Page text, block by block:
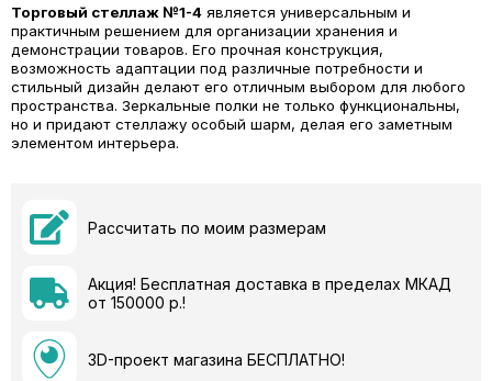
Торговый стеллаж №1-4 является универсальным и
практичным решением для организации хранения и
демонстрации товаров. Его прочная конструкция,
возможность адаптации под различные потребности и
стильный дизайн делают его отличным выбором для любого
пространства. Зеркальные полки не только функциональны,
но и придают стеллажу особый шарм, делая его заметным
элементом интерьера.
Рассчитать по моим размерам
Акция! Бесплатная доставка в пределах МКАД
от 150000 р.!
3D-проект магазина БЕСПЛАТНО!